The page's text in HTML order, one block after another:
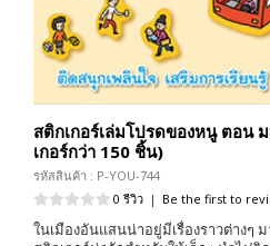
สติกเกอร์เล่มโปรดของหนู ตอน
เกอร์กว่า 150 ชิ้น)
รหัสสินค้า : P-YOU-744
0 รีวิว | Be the first to
ในเมืองอันแสนน่าอยู่มีเรื่องราวต่างๆ